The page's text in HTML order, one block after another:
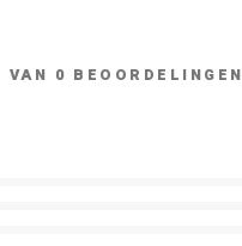
VAN 0 BEOORDELINGEN